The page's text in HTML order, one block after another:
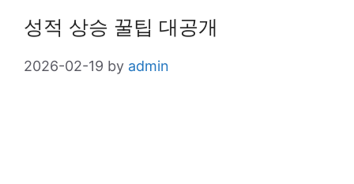
성적 상승 꿀팁 대공개
2026-02-19 by admin